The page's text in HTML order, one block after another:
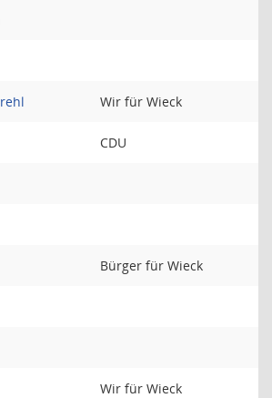
Wir für Wieck
CDU
Bürger für Wieck
Wir für Wieck